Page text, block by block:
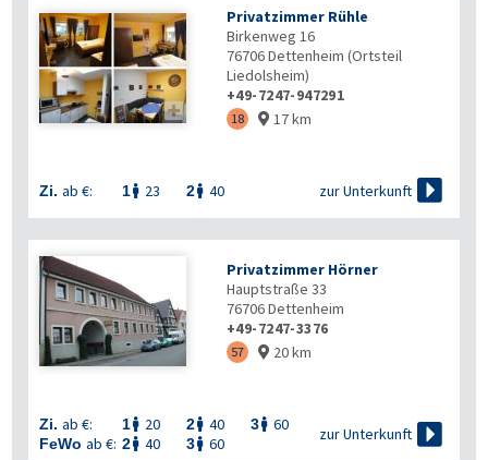

Privatzimmer Rühle
Birkenweg 16
76706Dettenheim (Ortsteil
Liedolsheim)
+49-7247-947291
18  17 km
Zi. ab €: 1 23 2 40 zur Unterkunft 
Privatzimmer Hörner
Hauptstraße 33
76706Dettenheim
+49-7247-3376
57  20 km
Zi. ab €: 1 20 2 40 3 60
FeWo ab €: 2 40 3 60
zur Unterkunft 